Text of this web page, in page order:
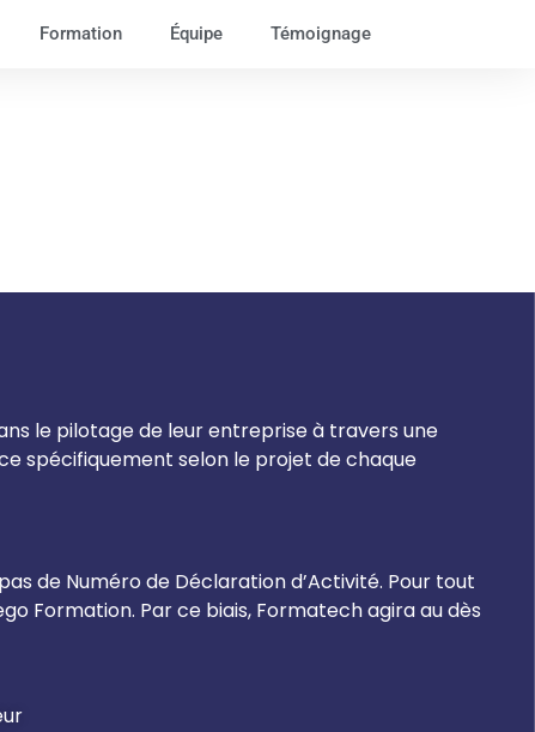
Formation Équipe Témoignage
le pilotage de leur entreprise à travers une
spécifiquement selon le projet de chaque
de Numéro de Déclaration d’Activité. Pour tout
Formation. Par ce biais, Formatech agira au dès